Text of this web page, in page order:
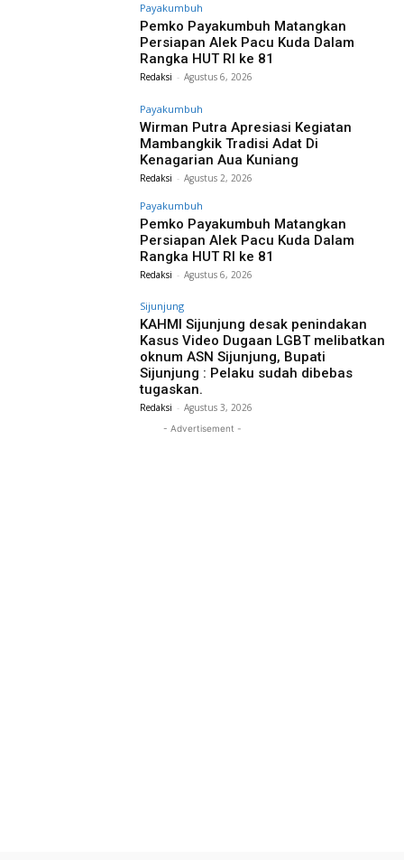
Payakumbuh
Pemko Payakumbuh Matangkan
Persiapan Alek Pacu Kuda Dalam
Rangka HUT RI ke 81
Redaksi - Agustus 6, 2026
Payakumbuh
Wirman Putra Apresiasi Kegiatan
Mambangkik Tradisi Adat Di
Kenagarian Aua Kuniang
Redaksi - Agustus 2, 2026
Payakumbuh
Pemko Payakumbuh Matangkan
Persiapan Alek Pacu Kuda Dalam
Rangka HUT RI ke 81
Redaksi - Agustus 6, 2026
Sijunjung
KAHMI Sijunjung desak penindakan
Kasus Video Dugaan LGBT melibatkan
oknum ASN Sijunjung, Bupati
Sijunjung : Pelaku sudah dibebas
tugaskan.
Redaksi - Agustus 3, 2026
- Advertisement -